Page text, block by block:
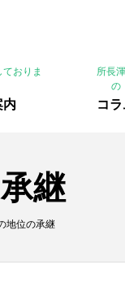
おりま
内
所長
の
コラ
継
地位の承継